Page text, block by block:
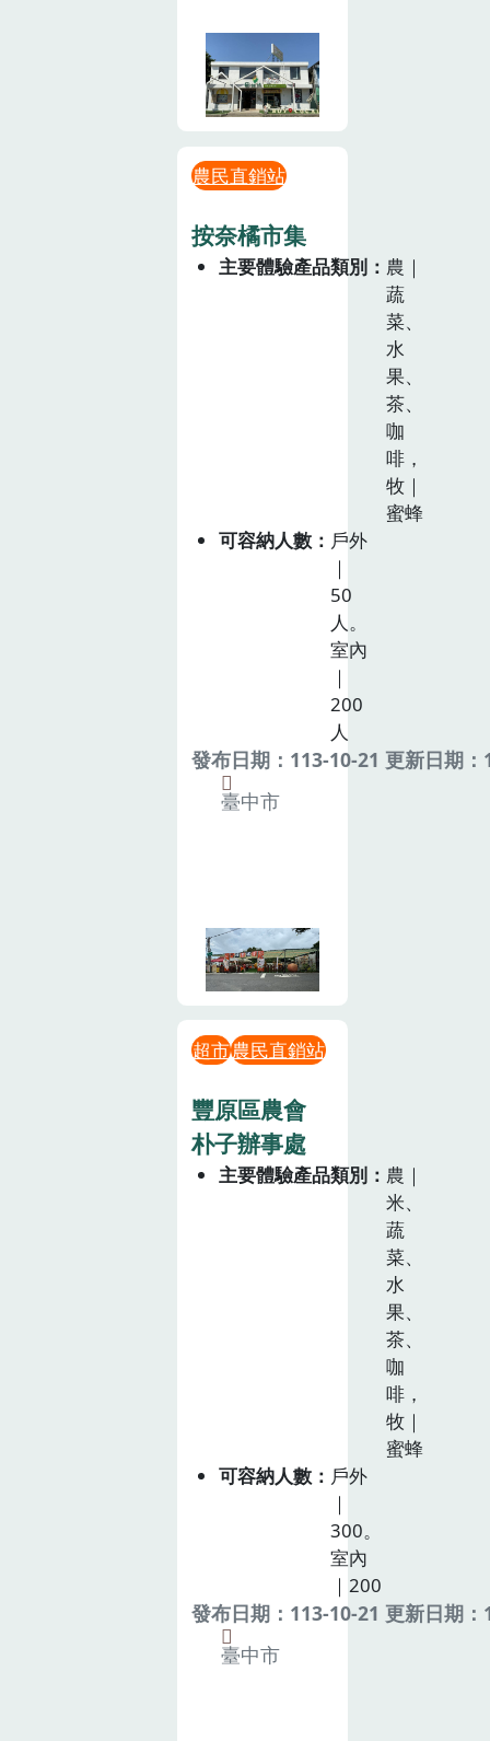
農民直銷站
按奈橘市集
主要體驗產品類別
農｜
蔬
菜、
水
果、
茶、
咖
啡，
牧｜
蜜蜂
可容納人數
戶外
｜
50
人。
室內
｜
200
人
發布日期：113-10-21 更新日期
臺中市
超市農民直銷站
豐原區農會
朴子辦事處
主要體驗產品類別
農｜
米、
蔬
菜、
水
果、
茶、
咖
啡，
牧｜
蜜蜂
可容納人數
戶外
｜
300。
室內
｜200
發布日期：113-10-21 更新日期
臺中市